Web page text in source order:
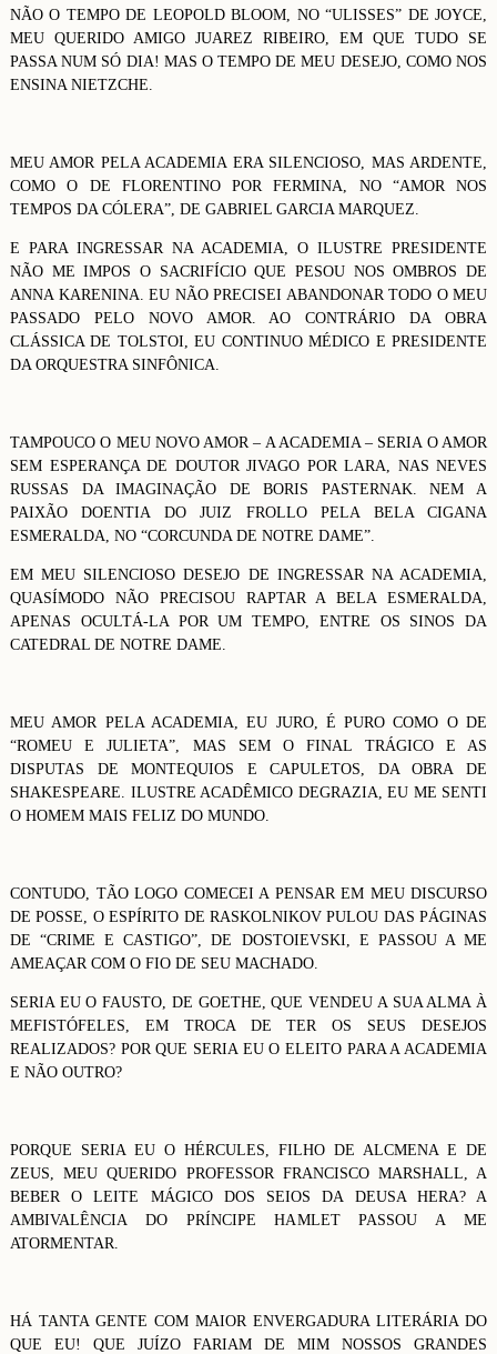
NÃO O TEMPO DE LEOPOLD BLOOM, NO “ULISSES” DE JOYCE,
MEU QUERIDO AMIGO JUAREZ RIBEIRO, EM QUE TUDO SE
PASSA NUM SÓ DIA! MAS O TEMPO DE MEU DESEJO, COMO NOS
ENSINA NIETZCHE.
MEU AMOR PELA ACADEMIA ERA SILENCIOSO, MAS ARDENTE,
COMO O DE FLORENTINO POR FERMINA, NO “AMOR NOS
TEMPOS DA CÓLERA”, DE GABRIEL GARCIA MARQUEZ.
E PARA INGRESSAR NA ACADEMIA, O ILUSTRE PRESIDENTE
NÃO ME IMPOS O SACRIFÍCIO QUE PESOU NOS OMBROS DE
ANNA KARENINA. EU NÃO PRECISEI ABANDONAR TODO O MEU
PASSADO PELO NOVO AMOR. AO CONTRÁRIO DA OBRA
CLÁSSICA DE TOLSTOI, EU CONTINUO MÉDICO E PRESIDENTE
DA ORQUESTRA SINFÔNICA.
TAMPOUCO O MEU NOVO AMOR – A ACADEMIA – SERIA O AMOR
SEM ESPERANÇA DE DOUTOR JIVAGO POR LARA, NAS NEVES
RUSSAS DA IMAGINAÇÃO DE BORIS PASTERNAK. NEM A
PAIXÃO DOENTIA DO JUIZ FROLLO PELA BELA CIGANA
ESMERALDA, NO “CORCUNDA DE NOTRE DAME”.
EM MEU SILENCIOSO DESEJO DE INGRESSAR NA ACADEMIA,
QUASÍMODO NÃO PRECISOU RAPTAR A BELA ESMERALDA,
APENAS OCULTÁ-LA POR UM TEMPO, ENTRE OS SINOS DA
CATEDRAL DE NOTRE DAME.
MEU AMOR PELA ACADEMIA, EU JURO, É PURO COMO O DE
“ROMEU E JULIETA”, MAS SEM O FINAL TRÁGICO E AS
DISPUTAS DE MONTEQUIOS E CAPULETOS, DA OBRA DE
SHAKESPEARE. ILUSTRE ACADÊMICO DEGRAZIA, EU ME SENTI
O HOMEM MAIS FELIZ DO MUNDO.
CONTUDO, TÃO LOGO COMECEI A PENSAR EM MEU DISCURSO
DE POSSE, O ESPÍRITO DE RASKOLNIKOV PULOU DAS PÁGINAS
DE “CRIME E CASTIGO”, DE DOSTOIEVSKI, E PASSOU A ME
AMEAÇAR COM O FIO DE SEU MACHADO.
SERIA EU O FAUSTO, DE GOETHE, QUE VENDEU A SUA ALMA À
MEFISTÓFELES, EM TROCA DE TER OS SEUS DESEJOS
REALIZADOS? POR QUE SERIA EU O ELEITO PARA A ACADEMIA
E NÃO OUTRO?
PORQUE SERIA EU O HÉRCULES, FILHO DE ALCMENA E DE
ZEUS, MEU QUERIDO PROFESSOR FRANCISCO MARSHALL, A
BEBER O LEITE MÁGICO DOS SEIOS DA DEUSA HERA? A
AMBIVALÊNCIA DO PRÍNCIPE HAMLET PASSOU A ME
ATORMENTAR.
HÁ TANTA GENTE COM MAIOR ENVERGADURA LITERÁRIA DO
QUE EU! QUE JUÍZO FARIAM DE MIM NOSSOS GRANDES